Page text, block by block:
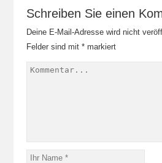
Schreiben Sie einen
Deine E-Mail-Adresse wird nicht
Felder sind mit *markiert